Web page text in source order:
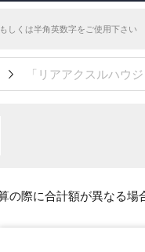
「リアアクスルハウ
の際に合計額が異なる場